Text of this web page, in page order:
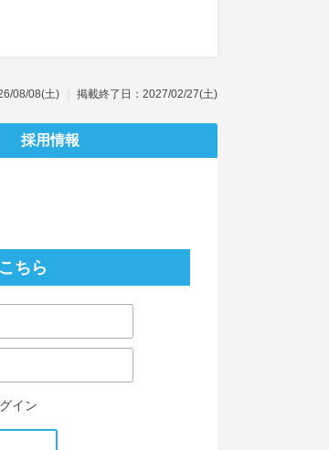
08/08(土) 掲載終了日：2027/02/27(土)
採用情報
ちら
イン